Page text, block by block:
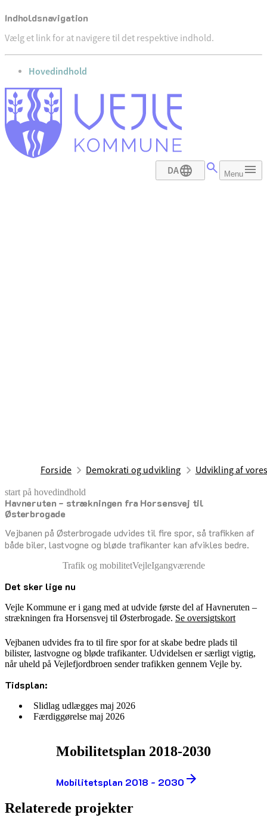
Indholdsnavigation
Vælg et link for at navigere til det respektive indhold.
gå til
Hovedindhold
DA Menu
Forside Demokrati og udvikling Udvikling af
start på hovedindhold
Havneruten - strækningen fra Horsensvej til
Østerbrogade
Vejbanen på Østerbrogade udvides til fire spor, så trafikken af
både biler, lastvogne og bløde trafikanter kan afvikles bedre.
senest opdateret 11. maj 2026
Trafik og mobilitetVejleIgangværende
Det sker lige nu
Vejle Kommune er i gang med at udvide første del af Havneruten –
strækningen fra Horsensvej til Østerbrogade. Se oversigtskort
Vejbanen udvides fra to til fire spor for at skabe bedre plads til
bilister, lastvogne og bløde trafikanter. Udvidelsen er særligt vigtig,
når uheld på Vejlefjordbroen sender trafikken gennem Vejle by.
Tidsplan:
Slidlag udlægges maj 2026
Færdiggørelse maj 2026
Mobilitetsplan 2018-2030
Mobilitetsplan 2018 - 2030
Relaterede projekter